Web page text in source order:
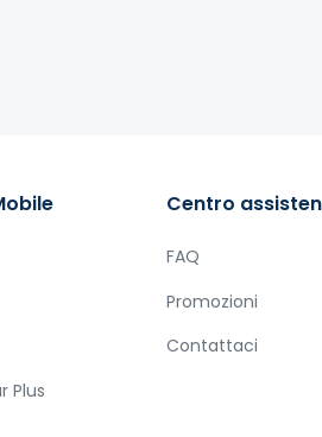
Plus
Centro
FAQ
Promozioni
Contattaci